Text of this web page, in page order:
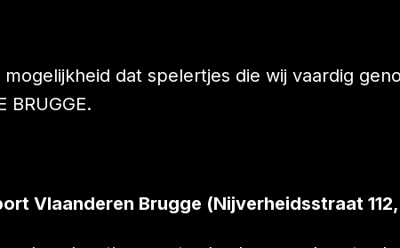
mogelijkheid dat spelertjes die wij vaardig
BRUGGE.
Vlaanderen Brugge (Nijverheidsstraat